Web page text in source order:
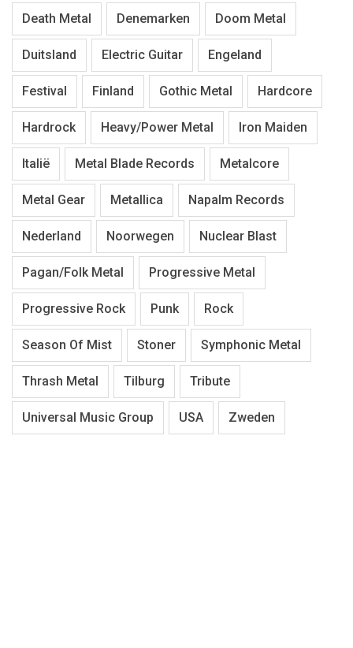
Death Metal Denemarken Doom Metal
Duitsland Electric Guitar Engeland
Festival Finland Gothic Metal Hardcore
Hardrock Heavy/Power Metal Iron Maiden
Italië Metal Blade Records Metalcore
Metal Gear Metallica Napalm Records
Nederland Noorwegen Nuclear Blast
Pagan/Folk Metal Progressive Metal
Progressive Rock Punk Rock
Season Of Mist Stoner Symphonic Metal
Thrash Metal Tilburg Tribute
Universal Music Group USA Zweden